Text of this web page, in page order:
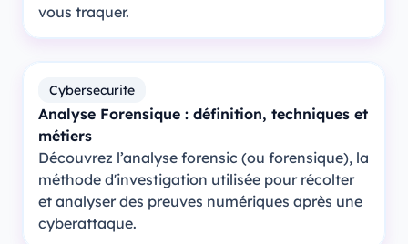
vous traquer.
Cybersecurite
Analyse Forensique : définition, techniques et
métiers
Découvrez l’analyse forensic (ou forensique), la
méthode d'investigation utilisée pour récolter
et analyser des preuves numériques après une
cyberattaque.